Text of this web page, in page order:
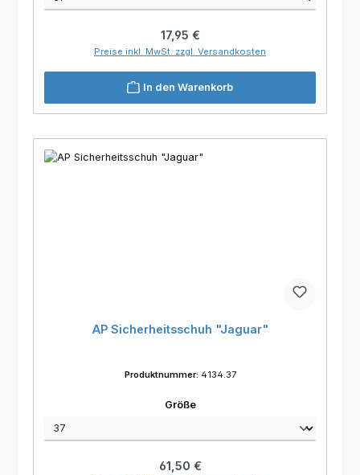
Regulärer Preis:
17,95 €
Preise inkl. MwSt. zzgl. Versandkosten
In den Warenkorb
AP Sicherheitsschuh "Jaguar"
Produktnummer: 4134.37
Größeauswählen
Regulärer Preis:
61,50 €